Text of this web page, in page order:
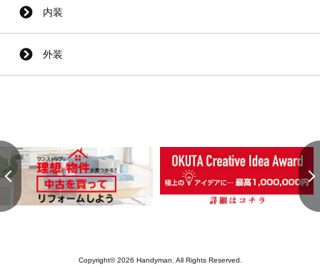
内装
外装
Copyright© 2026 Handyman. All Rights Reserved.